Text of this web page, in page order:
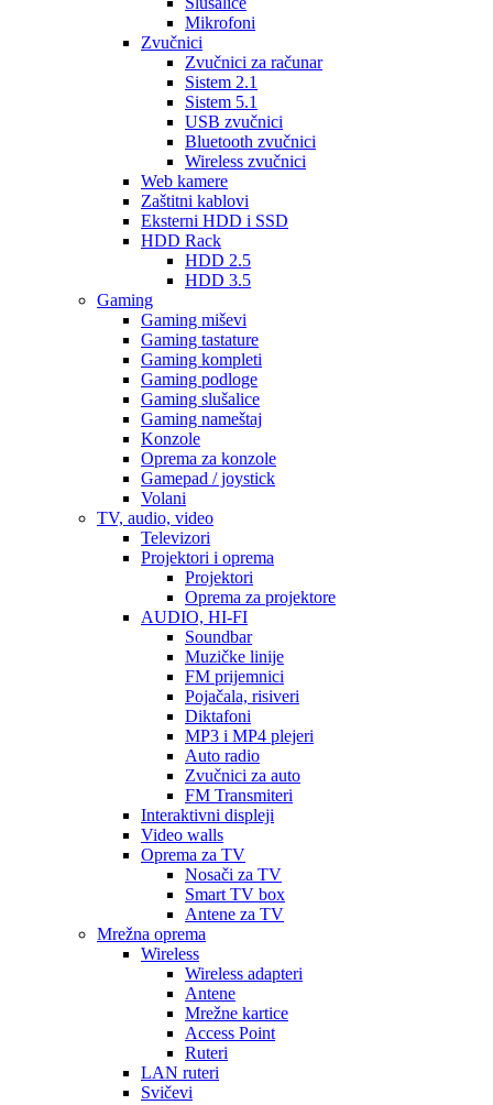
Mikrofoni
Zvučnici
Zvučnici za računar
Sistem 2.1
Sistem 5.1
USB zvučnici
Bluetooth zvučnici
Wireless zvučnici
Web kamere
Zaštitni kablovi
Eksterni HDD i SSD
HDD Rack
HDD 2.5
HDD 3.5
Gaming
Gaming miševi
Gaming tastature
Gaming kompleti
Gaming podloge
Gaming slušalice
Gaming nameštaj
Konzole
Oprema za konzole
Gamepad / joystick
Volani
TV, audio, video
Televizori
Projektori i oprema
Projektori
Oprema za projektore
AUDIO, HI-FI
Soundbar
Muzičke linije
FM prijemnici
Pojačala, risiveri
Diktafoni
MP3 i MP4 plejeri
Auto radio
Zvučnici za auto
FM Transmiteri
Interaktivni displeji
Video walls
Oprema za TV
Nosači za TV
Smart TV box
Antene za TV
Mrežna oprema
Wireless
Wireless adapteri
Antene
Mrežne kartice
Access Point
Ruteri
LAN ruteri
Svičevi